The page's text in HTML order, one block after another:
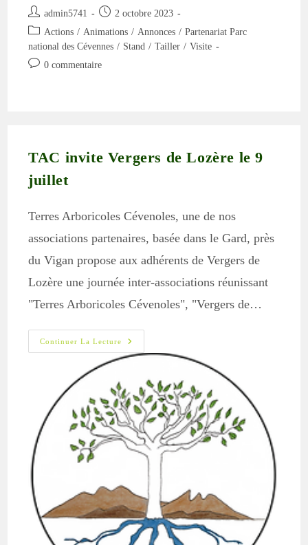
Auteur/autrice
de
admin5741
Publication
publiée :
2 octobre 2023
Post
category:
Actions / Animations / Annonces / Partenariat Parc
national des Cévennes / Stand / Tailler / Visite
Commentaires
0 commentaire
TAC invite Vergers de Lozère le 9
juillet
Terres Arboricoles Cévenoles, une de nos
associations partenaires, basée dans le Gard, près
du Vigan propose aux adhérents de Vergers de
Lozère une journée inter-associations réunissant
"Terres Arboricoles Cévenoles", "Vergers de…
Continuer La Lecture
TAC
Invite
Vergers
Lozère
Le
9
Juillet